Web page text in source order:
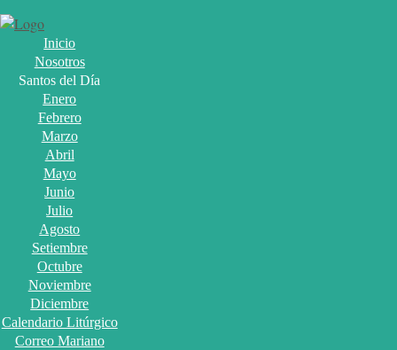
Inicio
Nosotros
Santos del Día
Enero
Febrero
Marzo
Abril
Mayo
Junio
Julio
Agosto
Setiembre
Octubre
Noviembre
Diciembre
Calendario Litúrgico
Correo Mariano